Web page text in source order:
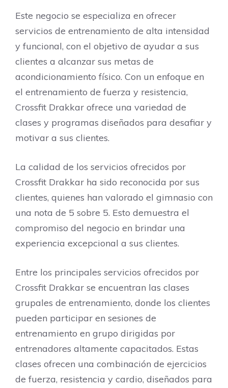
Este negocio se especializa en ofrecer
servicios de entrenamiento de alta intensidad
y funcional, con el objetivo de ayudar a sus
clientes a alcanzar sus metas de
acondicionamiento físico. Con un enfoque en
el entrenamiento de fuerza y resistencia,
Crossfit Drakkar ofrece una variedad de
clases y programas diseñados para desafiar y
motivar a sus clientes.
La calidad de los servicios ofrecidos por
Crossfit Drakkar ha sido reconocida por sus
clientes, quienes han valorado el gimnasio con
una nota de 5 sobre 5. Esto demuestra el
compromiso del negocio en brindar una
experiencia excepcional a sus clientes.
Entre los principales servicios ofrecidos por
Crossfit Drakkar se encuentran las clases
grupales de entrenamiento, donde los clientes
pueden participar en sesiones de
entrenamiento en grupo dirigidas por
entrenadores altamente capacitados. Estas
clases ofrecen una combinación de ejercicios
de fuerza, resistencia y cardio, diseñados para